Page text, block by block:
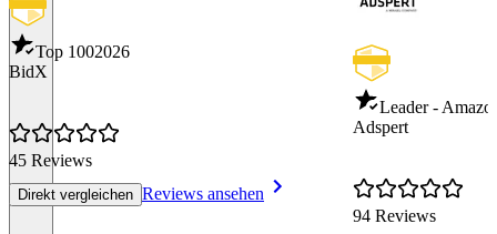
Top 1002026
BidX
45 Reviews
Direkt vergleichen Reviews ansehen
Leader -
Adspert
94 Reviews